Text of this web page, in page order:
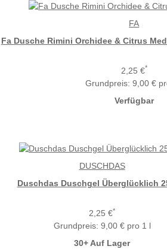
Fa Dusche Rimini Orchidee & Citrus
2,25 €*
Grundpreis: 9,00 €
Verfügbar
FA
Duschdas Duschgel Überglücklich
2,25 €*
Grundpreis: 9,00 € pro 1 l
30+ Auf Lager
DUSCHDAS